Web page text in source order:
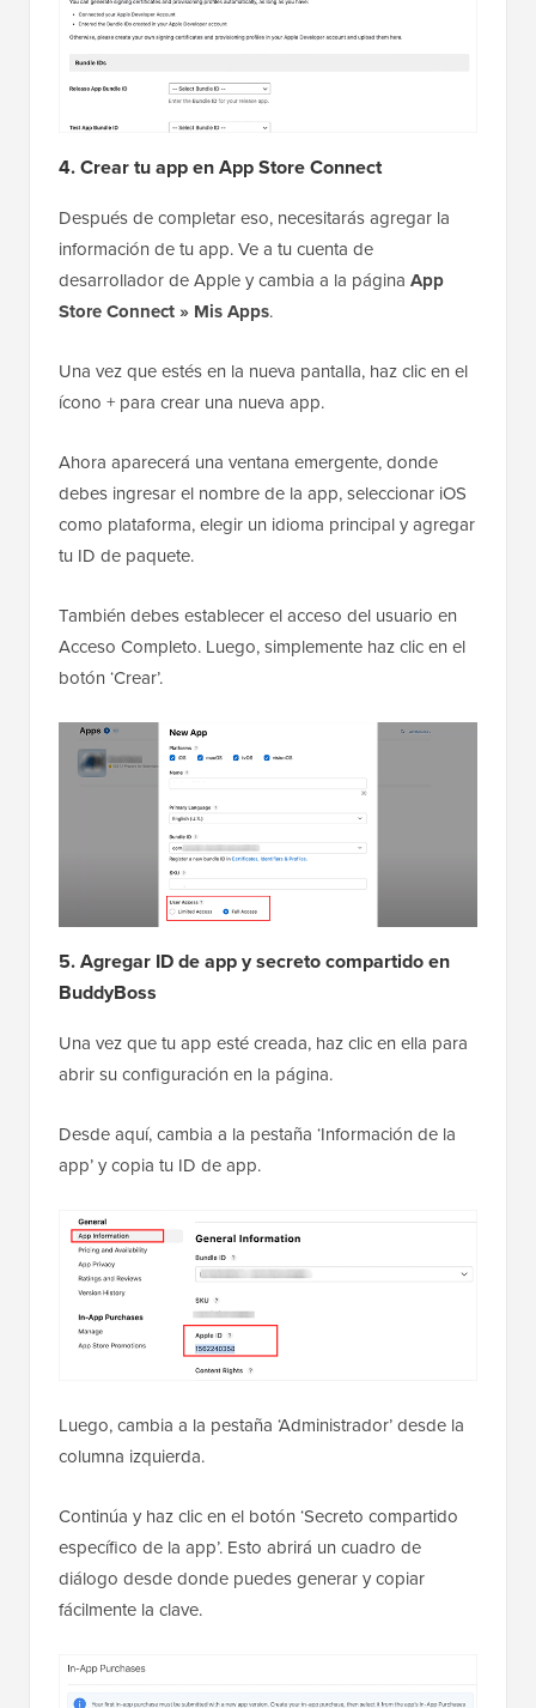
4. Crear tu app en App Store Connect
Después de completar eso, necesitarás agregar la
información de tu app. Ve a tu cuenta de
desarrollador de Apple y cambia a la página App
Store Connect » Mis Apps.
Una vez que estés en la nueva pantalla, haz clic en el
ícono + para crear una nueva app.
Ahora aparecerá una ventana emergente, donde
debes ingresar el nombre de la app, seleccionar iOS
como plataforma, elegir un idioma principal y agregar
tu ID de paquete.
También debes establecer el acceso del usuario en
Acceso Completo. Luego, simplemente haz clic en el
botón ‘Crear’.
5. Agregar ID de app y secreto compartido en
BuddyBoss
Una vez que tu app esté creada, haz clic en ella para
abrir su configuración en la página.
Desde aquí, cambia a la pestaña ‘Información de la
app’ y copia tu ID de app.
Luego, cambia a la pestaña ‘Administrador’ desde la
columna izquierda.
Continúa y haz clic en el botón ‘Secreto compartido
específico de la app’. Esto abrirá un cuadro de
diálogo desde donde puedes generar y copiar
fácilmente la clave.